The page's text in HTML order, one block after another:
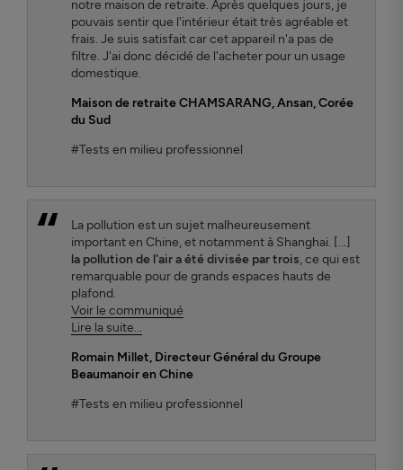
notre maison de retraite. Après quelques jours, je
pouvais sentir que l'intérieur était très agréable et
frais. Je suis satisfait car cet appareil n'a pas de
filtre. J'ai donc décidé de l'acheter pour un usage
domestique.
Maison de retraite CHAMSARANG,Ansan, Corée
du Sud
#Tests en milieu professionnel
La pollution est un sujet malheureusement
important en Chine, et notamment à Shanghai. [...]
la pollution de l'air a été divisée par trois, ce qui est
remarquable pour de grands espaces hauts de
plafond.
Voir le communiqué
Lire la suite...
Romain Millet, Directeur Général du Groupe
Beaumanoir en Chine
#Tests en milieu professionnel